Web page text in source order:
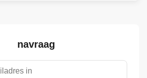
navraag